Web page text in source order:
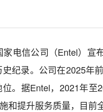
电信公司（Entel）宣
纪录。公司在2025年
。据Entel，2021年至
和提升服务质量，目前